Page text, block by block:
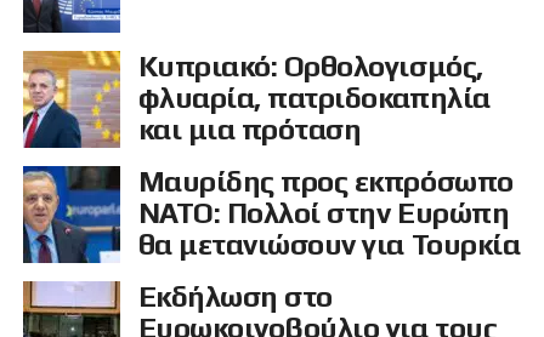
Κυπριακό: Ορθολογισμός,
φλυαρία, πατριδοκαπηλία
και μια πρόταση
Μαυρίδης προς εκπρόσωπο
ΝΑΤΟ: Πολλοί στην Ευρώπη
θα μετανιώσουν για Τουρκία
Εκδήλωση στο
Ευρωκοινοβούλιο για τους